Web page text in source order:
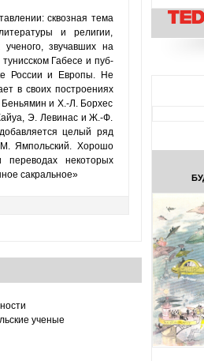
сквозная тема
и религии,
звучавших на
Габесе и пуб­
России и Европы. Не
в своих построениях
и Х.-Л. Борхес
Э. Левинас и Ж.-Ф.
целый ряд
Ямпольский. Хорошо
переводах некоторых
сакральное»
ученые